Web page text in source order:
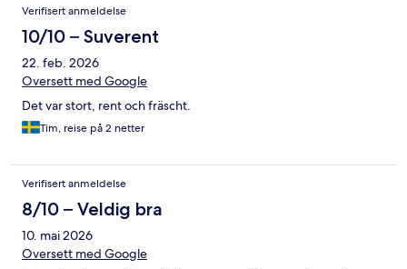
Verifisert anmeldelse
10/10 – Suverent
22. feb. 2026
Oversett med Google
Det var stort, rent och fräscht.
Tim, reise på 2 netter
Verifisert anmeldelse
8/10 – Veldig bra
10. mai 2026
Oversett med Google